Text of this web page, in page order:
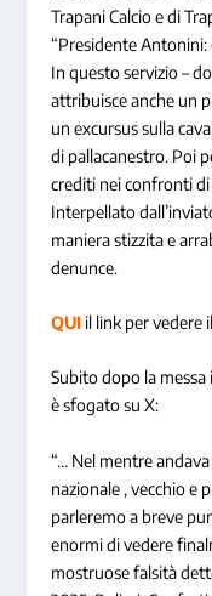
Trapani Calcio e di
“Presidente
In questo servizio –
attribuisce anche un
un excursus sulla
di pallacanestro. Poi
crediti nei confronti
Interpellato
maniera stizzita e
denunce.
QUI il link per vedere
Subito dopo la
è sfogato su X:
“… Nel mentre
nazionale , vecchio e
parleremo a breve
enormi di vedere
mostruose falsità